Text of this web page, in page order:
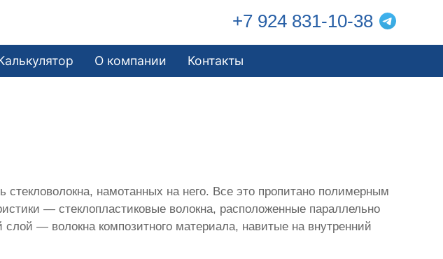
+7 924 831-10-38
О компании Контакты
намотанных на него. Все это пропитано полимерным
— стеклопластиковые волокна, расположенные параллельно
— волокна композитного материала, навитые на внутренний